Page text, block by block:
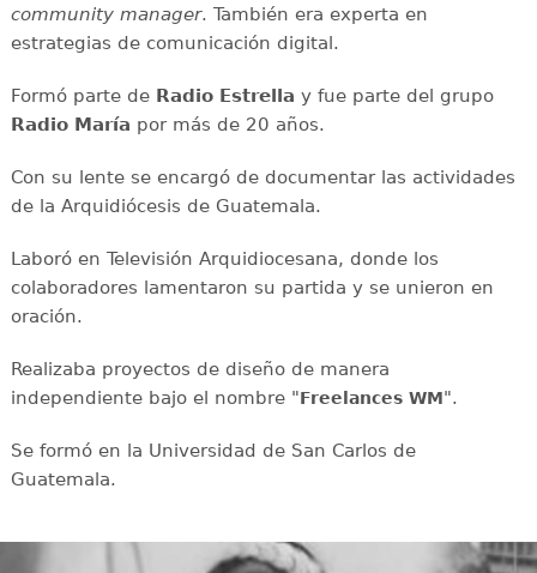
community manager. También era experta en
estrategias de comunicación digital.
Formó parte de Radio Estrella y fue parte del grupo
Radio María por más de 20 años.
Con su lente se encargó de documentar las actividades
de la Arquidiócesis de Guatemala.
Laboró en Televisión Arquidiocesana, donde los
colaboradores lamentaron su partida y se unieron en
oración.
Realizaba proyectos de diseño de manera
independiente bajo el nombre "Freelances WM".
Se formó en la Universidad de San Carlos de
Guatemala.